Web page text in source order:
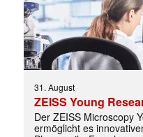
31. August
ZEISS Young
Der ZEISS Microscopy
ermöglicht es